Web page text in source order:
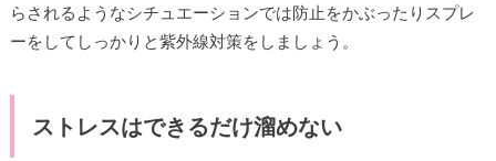
らされるようなシチュエーションでは防止をかぶったりスプレ
ーをしてしっかりと紫外線対策をしましょう。
ストレスはできるだけ溜めない